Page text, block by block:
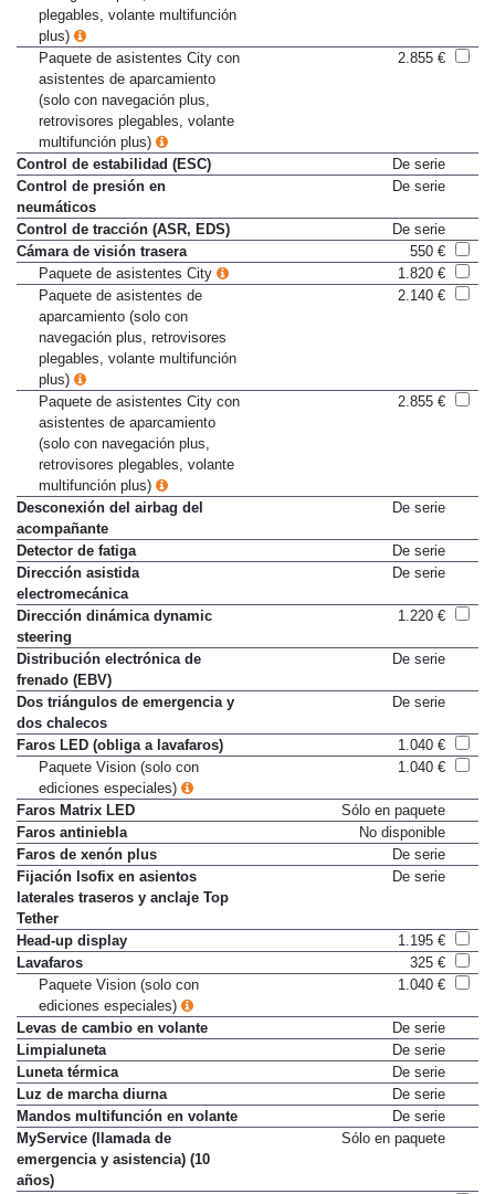
navegación plus, retrovisores
plegables, volante multifunción
plus)
Paquete de asistentes City con
asistentes de aparcamiento
(solo con navegación plus,
retrovisores plegables, volante
multifunción plus)
Control de estabilidad (ESC)
De serie
Control de presión en
neumáticos
Control de tracción (ASR, EDS)
De serie
Cámara de visión trasera
550 €
Paquete de asistentes City
1.820 €
Paquete de asistentes de
aparcamiento (solo con
navegación plus, retrovisores
plegables, volante multifunción
plus)
Paquete de asistentes City con
asistentes de aparcamiento
(solo con navegación plus,
retrovisores plegables, volante
multifunción plus)
Desconexión del airbag del
acompañante
Detector de fatiga
De serie
Dirección asistida
electromecánica
Dirección dinámica dynamic
steering
Distribución electrónica de
frenado (EBV)
Dos triángulos de emergencia y
dos chalecos
Faros LED (obliga a lavafaros)
1.040 €
Paquete Vision (solo con
ediciones especiales)
Faros Matrix LED
Sólo en paquete
Faros antiniebla
No disponible
Faros de xenón plus
De serie
Fijación Isofix en asientos
laterales traseros y anclaje Top
Tether
Head-up display
1.195 €
Lavafaros
325 €
Paquete Vision (solo con
ediciones especiales)
Levas de cambio en volante
De serie
Limpialuneta
De serie
Luneta térmica
De serie
Luz de marcha diurna
De serie
Mandos multifunción en volante
De serie
MyService (llamada de
emergencia y asistencia) (10